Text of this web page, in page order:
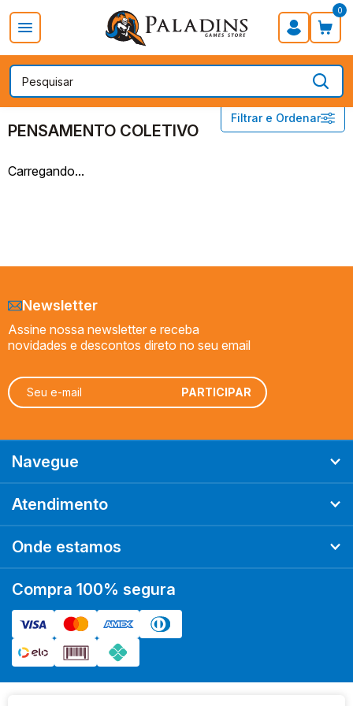
0
PROMOÇÃO DIA DOS PAIS Board Games Card Games
Filtrar e Ordenar
EDITORAS
PENSAMENTO COLETIVO
ACE STUDIOS
CRYPTOZOIC
EDITORA SHERLOCK S.A.
ESTRELA
FANTASY FLIGHT GAMES
FIRE ON BOARD
FLICK GAME STUDIO
GIGANTE JOGOS
GROK GAMES
GROW
HISTERIA
KRONOS GAMES
MANDALA JOGOS
MEEPLE BR
MEEPLE BR JOGOS
MS JOGOS
OCTO LUDUSTUDIO
PENSAMENTO COLETIVO
Carregando...
Newsletter
Assine nossa newsletter e receba
novidades e descontos direto no seu email
Navegue
Atendimento
Onde estamos
Compra 100% segura